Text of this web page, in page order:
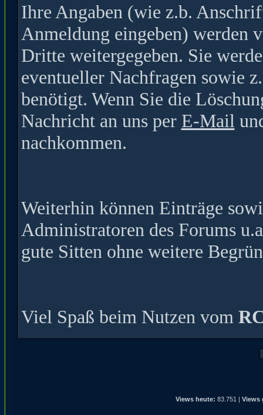
Ihre Angaben (wie z.b.
Anmeldung eingeben) werden
Dritte weitergegeben. Sie
eventueller Nachfragen sowie
benötigt. Wenn Sie die
Nachricht an uns per E-Mail
nachkommen.
Weiterhin können Einträge
Administratoren des Forums
gute Sitten ohne weitere
Viel Spaß beim Nutzen vom
Views heute: 83.751 | Views